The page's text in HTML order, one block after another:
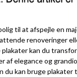
til at afspejle en
renoveringer
kan du
af elegance og
du kan bruge plakater